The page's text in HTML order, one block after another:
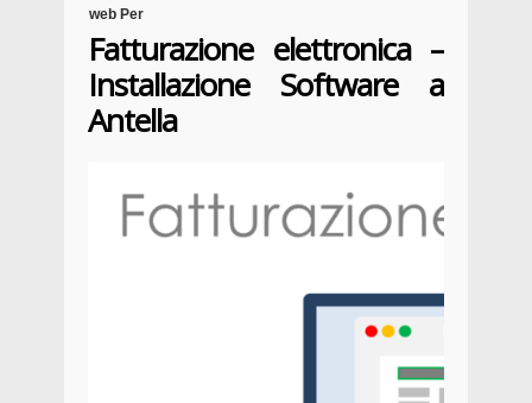
web Per
Fatturazione elettronica –
Installazione Software a
Antella